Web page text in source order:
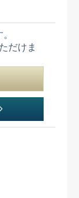
だけま